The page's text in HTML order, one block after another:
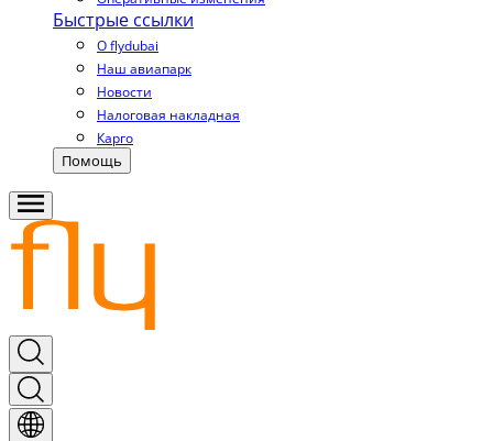
Быстрые ссылки
О flydubai
Наш авиапарк
Новости
Налоговая накладная
Карго
Помощь